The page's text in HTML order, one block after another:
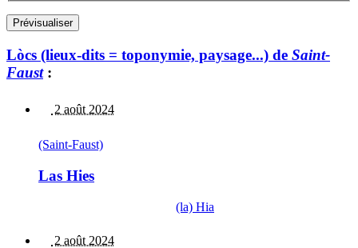
Lòcs (lieux-dits = toponymie, paysage...) de Saint-
Faust:
2 août 2024
(Saint-Faust)
Las Hies
(la) Hia
2 août 2024